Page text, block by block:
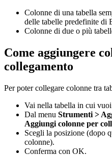
Colonne di una tabella
delle tabelle predefinite di
Colonne di due o più
Come aggiungere
collegamento
Per poter collegare colonne tra
Vai nella tabella in cui
Dal menu Strumenti >
Aggiungi colonne per
Scegli la posizione (dopo
colonne).
Conferma con OK.